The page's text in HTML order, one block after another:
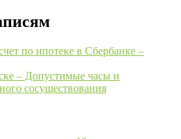
по ипотеке в Сбербанке –
– Допустимые часы и
сосуществования